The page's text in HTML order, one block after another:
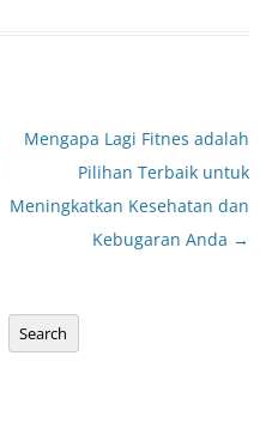
Mengapa Lagi Fitnes adalah
Pilihan Terbaik untuk
Meningkatkan Kesehatan dan
Kebugaran Anda →
Search